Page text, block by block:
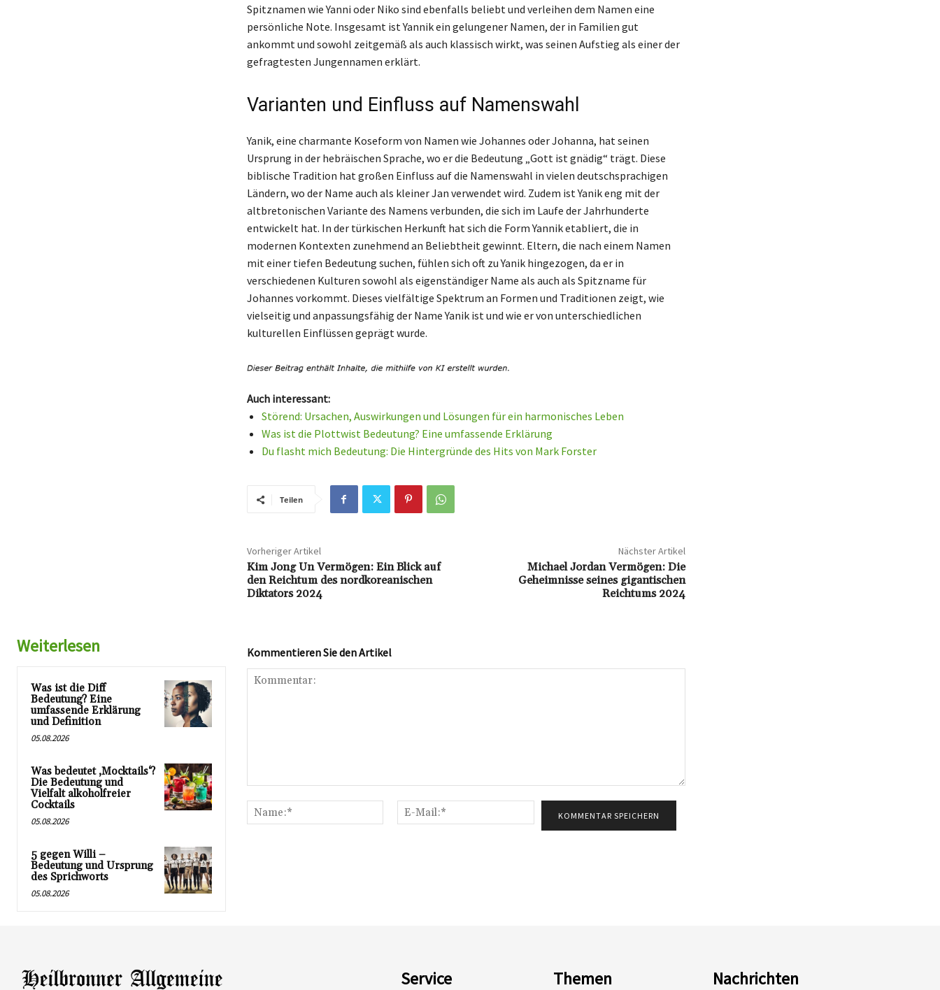
Spitznamen wie Yanni oder Niko sind ebenfalls beliebt und verleihen dem Namen eine
persönliche Note. Insgesamt ist Yannik ein gelungener Namen, der in Familien gut
ankommt und sowohl zeitgemäß als auch klassisch wirkt, was seinen Aufstieg als einer der
gefragtesten Jungennamen erklärt.
Varianten und Einfluss auf Namenswahl
Yanik, eine charmante Koseform von Namen wie Johannes oder Johanna, hat seinen
Ursprung in der hebräischen Sprache, wo er die Bedeutung „Gott ist gnädig“ trägt. Diese
biblische Tradition hat großen Einfluss auf die Namenswahl in vielen deutschsprachigen
Ländern, wo der Name auch als kleiner Jan verwendet wird. Zudem ist Yanik eng mit der
altbretonischen Variante des Namens verbunden, die sich im Laufe der Jahrhunderte
entwickelt hat. In der türkischen Herkunft hat sich die Form Yannik etabliert, die in
modernen Kontexten zunehmend an Beliebtheit gewinnt. Eltern, die nach einem Namen
mit einer tiefen Bedeutung suchen, fühlen sich oft zu Yanik hingezogen, da er in
verschiedenen Kulturen sowohl als eigenständiger Name als auch als Spitzname für
Johannes vorkommt. Dieses vielfältige Spektrum an Formen und Traditionen zeigt, wie
vielseitig und anpassungsfähig der Name Yanik ist und wie er von unterschiedlichen
kulturellen Einflüssen geprägt wurde.
Auch interessant:
Störend: Ursachen, Auswirkungen und Lösungen für ein harmonisches Leben
Was ist die Plottwist Bedeutung? Eine umfassende Erklärung
Du flasht mich Bedeutung: Die Hintergründe des Hits von Mark Forster
Teilen
Vorheriger Artikel
Kim Jong Un Vermögen: Ein Blick auf
den Reichtum des nordkoreanischen
Diktators 2024
Nächster Artikel
Michael Jordan Vermögen: Die
Geheimnisse seines gigantischen
Reichtums 2024
Weiterlesen
Was ist die Diff
Bedeutung? Eine
umfassende Erklärung
und Definition
05.08.2026
Was bedeutet ‚Mocktails‘?
Die Bedeutung und
Vielfalt alkoholfreier
Cocktails
05.08.2026
5 gegen Willi –
Bedeutung und Ursprung
des Sprichworts
05.08.2026
Kommentieren Sie den Artikel
Name:*
Mail:*
Service Themen Nachrichten